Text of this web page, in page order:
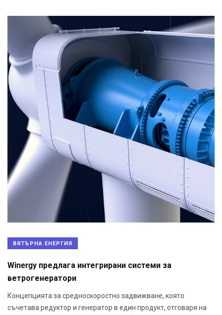
ВЯТЪРНА ЕНЕРГИЯ
Winergy предлага интегрирани системи за
ветрогенератори
Концепцията за средноскоростно задвижване, която
съчетава редуктор и генератор в един продукт, отговаря на